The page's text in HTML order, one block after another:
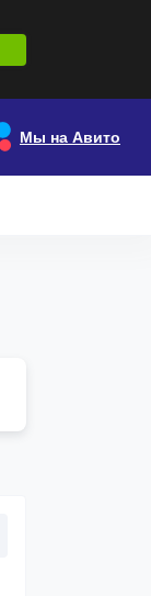
Мы на Авито